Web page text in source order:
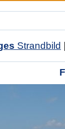
Strandbild